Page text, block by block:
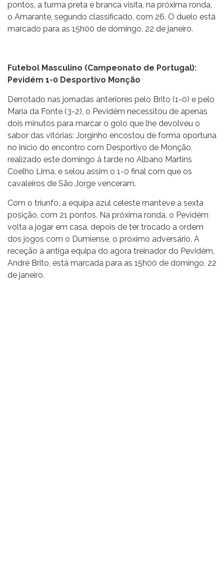
pontos, a turma preta e branca visita, na próxima ronda,
o Amarante, segundo classificado, com 26. O duelo está
marcado para as 15h00 de domingo, 22 de janeiro.
Futebol Masculino (Campeonato de Portugal):
Pevidém 1-0 Desportivo Monção
Derrotado nas jornadas anteriores pelo Brito (1-0) e pelo
Maria da Fonte (3-2), o Pevidém necessitou de apenas
dois minutos para marcar o golo que lhe devolveu o
sabor das vitórias: Jorginho encostou de forma oportuna
no início do encontro com Desportivo de Monção,
realizado este domingo à tarde no Albano Martins
Coelho Lima, e selou assim o 1-0 final com que os
cavaleiros de São Jorge venceram.
Com o triunfo, a equipa azul celeste manteve a sexta
posição, com 21 pontos. Na próxima ronda, o Pevidém
volta a jogar em casa, depois de ter trocado a ordem
dos jogos com o Dumiense, o próximo adversário. A
receção à antiga equipa do agora treinador do Pevidém,
André Brito, está marcada para as 15h00 de domingo, 22
de janeiro.